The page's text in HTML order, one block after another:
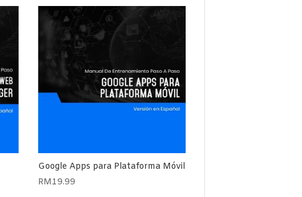
Google Apps para Plataforma Móvil
RM19.99